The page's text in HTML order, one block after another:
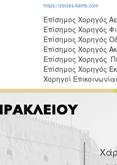
https://zorzes-katris.com
Επίσημος Χορηγός
Επίσημος Χορηγός
Επίσημος Χορηγός
Επίσημος Χορηγός
Επίσημος Χορηγός
Επίσημος Χορηγός
Χορηγοί